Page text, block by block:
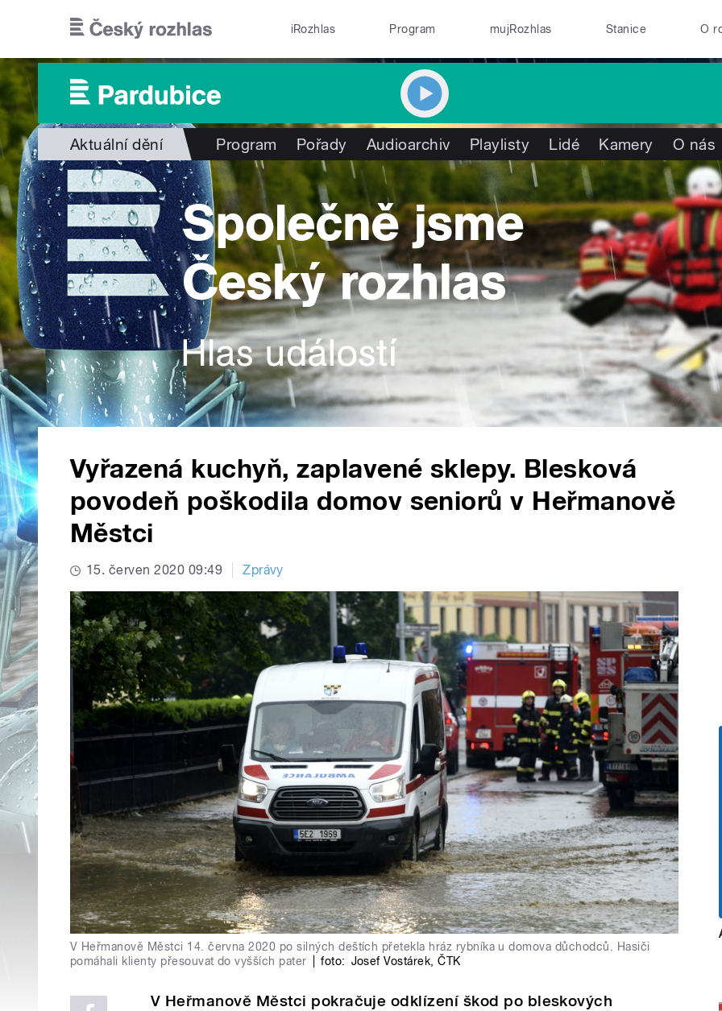
iRozhlas Program mujRozhlas Stanice O
Aktuální dění Program Pořady Audioarchiv Playlisty Lidé Kamery O nás
Vyřazená kuchyň, zaplavené sklepy. Blesková
povodeň poškodila domov seniorů v Heřmanově
Městci
15. červen 2020 09:49 Zprávy
V Heřmanově Městci 14. června 2020 po silných deštích přetekla hráz rybníka u domova důchodců. Hasiči
pomáhali klienty přesouvat do vyšších pater
foto: Josef Vostárek,ČTK
V Heřmanově Městci pokračuje odklízení škod po bleskových